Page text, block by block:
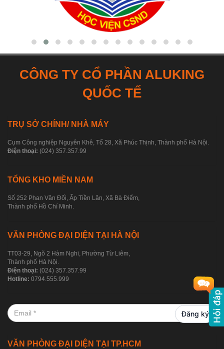
CÔNG TY CỔ PHẦN ALUKING
QUỐC TẾ
TRỤ SỞ CHÍNH/ NHÀ MÁY
Cụm Công nghiệp Nguyên Khê, Tổ 28, Xã Phúc Thịnh, Thành phố Hà Nội.
Điện thoại: (024) 357.357.99
TỔNG KHO MIỀN NAM
Số 252 Phan Văn Đối, Ấp Tiền Lân, Xã Bà Điểm,
Thành phố Hồ Chí Minh.
VĂN PHÒNG ĐẠI DIỆN TẠI HÀ NỘI
TT03-29, Ngõ 2 Hàm Nghi, Phường Từ Liêm,
Thành phố Hà Nội.
Điện thoại: (024) 357.357.99
Hotline: 0794.555.999
Đăng ký
VĂN PHÒNG ĐẠI DIỆN TẠI TP.HCM